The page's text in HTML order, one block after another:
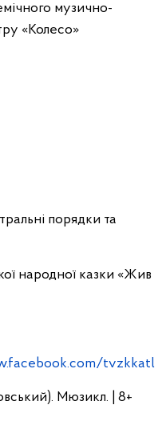
музично-
«Колесо»
порядки та
народної казки «Жив
tvzkkatl
Мюзикл. | 8+